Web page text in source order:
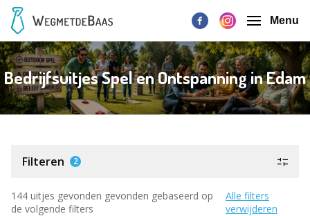
Menu
Bedrijfsuitjes Spel en Ontspanning in Edam
Filteren 2
144 uitjes gevonden gevonden gebaseerd op
de volgende filters
Alle filters
verwijderen